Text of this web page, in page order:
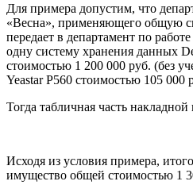
Для примера допустим, что
«Весна», применяющего общую
передает в департамент по
одну систему хранения данных
стоимостью 1 200 000 руб. (без
Yeastar P560 стоимостью 105 000
Тогда табличная часть накладной
Исходя из условия примера,
имущество общей стоимостью 1